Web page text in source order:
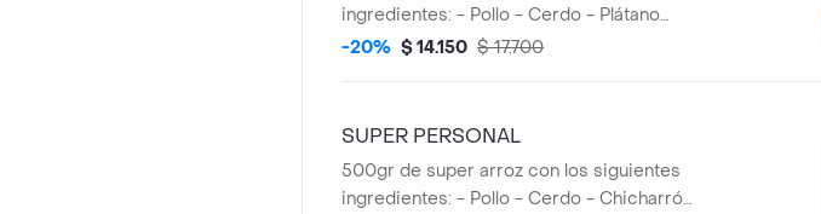
ingredientes: - Pollo - Cerdo - Plátano
maduro - Maíz - Chicharrón
-20% $ 14.150 $ 17.700
SUPER PERSONAL
500gr de super arroz con los siguientes
ingredientes: - Pollo - Cerdo - Chicharrón